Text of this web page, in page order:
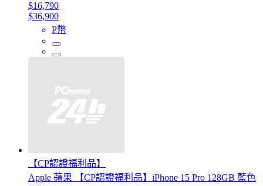
$16,790
$36,900
P幣
【CP認證福利品】
Apple 蘋果 【CP認證福利品】iPhone 15 Pro 128GB 藍色